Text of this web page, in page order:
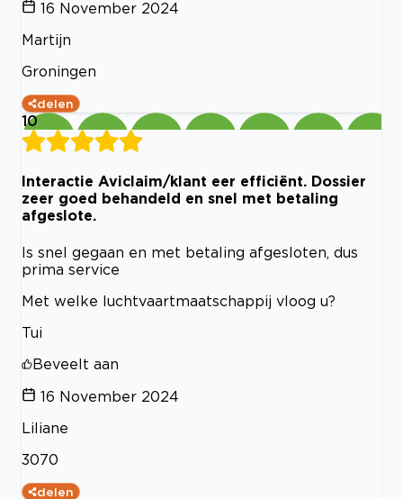
16 November 2024
Martijn
Groningen
delen
10
Interactie Aviclaim/klant eer efficiënt. Dossier
zeer goed behandeld en snel met betaling
afgeslote.
Is snel gegaan en met betaling afgesloten, dus
prima service
Met welke luchtvaartmaatschappij vloog u?
Tui
Beveelt aan
16 November 2024
Liliane
3070
delen